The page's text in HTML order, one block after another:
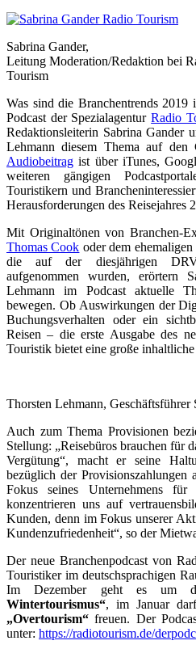
Sabrina Gander,
Leitung Moderation/Redaktion bei
Tourism
Was sind die Branchentrends
Podcast der SpezialagenturRadio
Redaktionsleiterin Sabrina Gander
Lehmann diesem Thema auf
Audiobeitrag ist über iTunes,
weiteren gängigen
Touristikern und
Herausforderungen des Reisejahres
Mit Originaltönen von Branchen-
Thomas Cook oder dem
die auf der diesjährigen
aufgenommen wurden, erörtern
Lehmann im Podcast aktuelle
bewegen. Ob Auswirkungen der
Buchungsverhalten oder ein
Reisen – die erste Ausgabe des
Touristik bietet eine große
Thorsten Lehmann, Geschäftsführer
Auch zum Thema Provisionen
Stellung: „Reisebüros brauchen für
Vergütung“, macht er seine
bezüglich der
Fokus seines Unternehmens
konzentrieren uns auf
Kunden, denn im Fokus unserer
Kundenzufriedenheit“, so der
Der neue Branchenpodcast von
Touristiker im deutschsprachigen
Im Dezember geht es um
Wintertourismus“, im Januar
„Overtourism“ freuen. Der
unter: https://radiotourism.de/